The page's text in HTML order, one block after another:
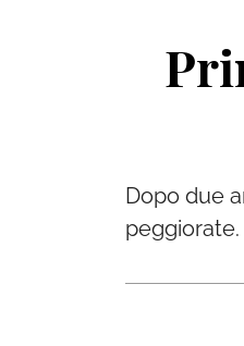
Dopo due